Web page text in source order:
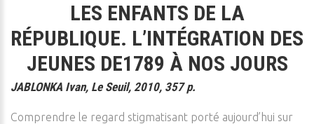
LES ENFANTS DE LA
RÉPUBLIQUE. L’INTÉGRATION DES
JEUNES DE1789 À NOS JOURS
JABLONKA Ivan, Le Seuil, 2010, 357 p.
Comprendre le regard stigmatisant porté aujourd’hui sur